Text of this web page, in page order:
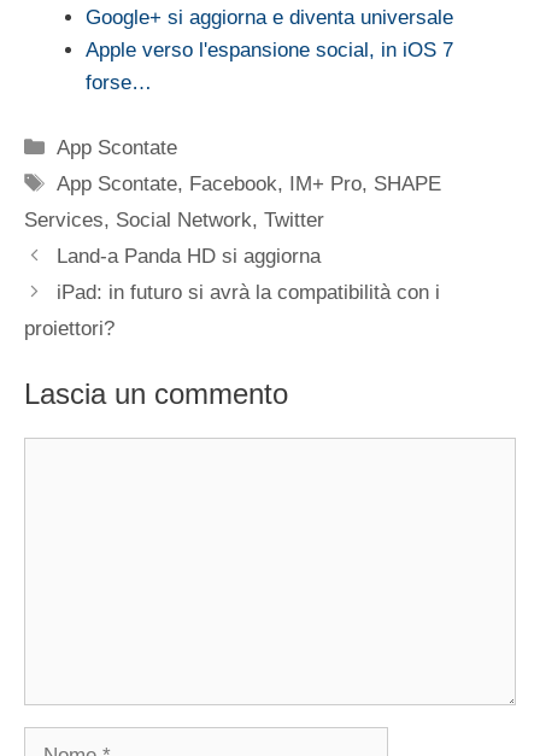
Google+ si aggiorna e diventa universale
Apple verso l'espansione social, in iOS 7
forse…
Categorie
App Scontate
Tag
App Scontate, Facebook, IM+ Pro, SHAPE
Services, Social Network, Twitter
Land-a Panda HD si aggiorna
iPad: in futuro si avrà la compatibilità con i
proiettori?
Lascia un commento
Nome